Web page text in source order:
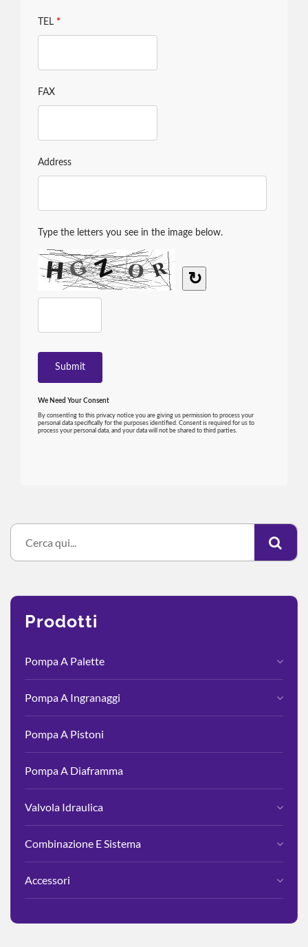
Prodotti
Pompa A Palette
Pompa A Ingranaggi
Pompa A Pistoni
Pompa A Diaframma
Valvola Idraulica
Combinazione E Sistema
Accessori